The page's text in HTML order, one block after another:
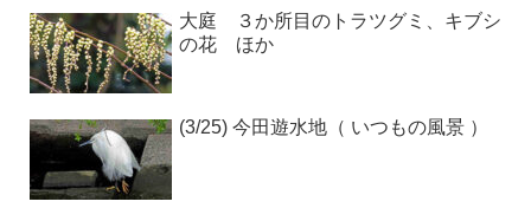
大庭 ３か所目のトラツグミ、キブシ
の花 ほか
(3/25) 今田遊水地（ いつもの風景 ）